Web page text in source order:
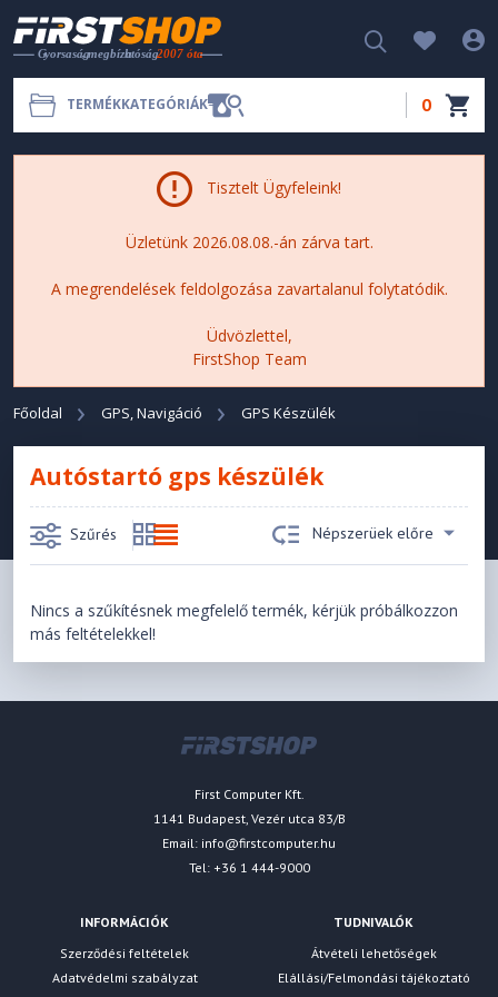
TERMÉKKATEGÓRIÁK 0
Tisztelt Ügyfeleink!
Üzletünk 2026.08.08.-án zárva tart.
A megrendelések feldolgozása zavartalanul folytatódik.
Üdvözlettel,
FirstShop Team
Főoldal GPS, Navigáció GPS Készülék
Autóstartó gps készülék
Szűrés Népszerüek előre
Nincs a szűkítésnek megfelelő termék, kérjük próbálkozzon
más feltételekkel!
First Computer Kft.
1141 Budapest, Vezér utca 83/B
Email: info@firstcomputer.hu
Tel: +36 1 444-9000
INFORMÁCIÓK
Szerződési feltételek
Adatvédelmi szabályzat
TUDNIVALÓK
Átvételi lehetőségek
Elállási/Felmondási tájékoztató